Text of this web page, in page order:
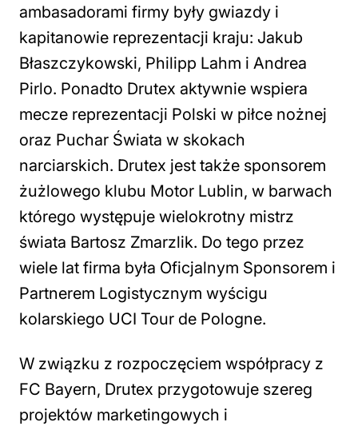
ambasadorami firmy były gwiazdy i
kapitanowie reprezentacji kraju: Jakub
Błaszczykowski, Philipp Lahm i Andrea
Pirlo. Ponadto Drutex aktywnie wspiera
mecze reprezentacji Polski w piłce nożnej
oraz Puchar Świata w skokach
narciarskich. Drutex jest także sponsorem
żużlowego klubu Motor Lublin, w barwach
którego występuje wielokrotny mistrz
świata Bartosz Zmarzlik. Do tego przez
wiele lat firma była Oficjalnym Sponsorem i
Partnerem Logistycznym wyścigu
kolarskiego UCI Tour de Pologne.
W związku z rozpoczęciem współpracy z
FC Bayern, Drutex przygotowuje szereg
projektów marketingowych i